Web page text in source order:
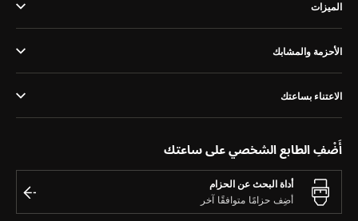
رائد الدقّة PRECISION PIONEER
الميزات
الأحزمة والمشابك
الاعتناء بساعتك
أَضْفِ الطابع الشخصي على ساعتك
أداة البحث عن الحزام